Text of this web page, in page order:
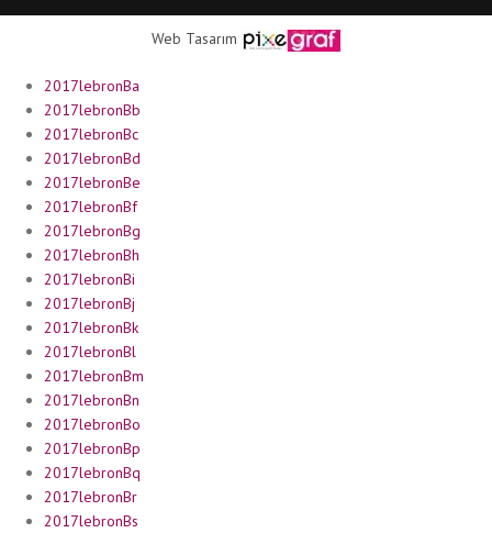
Web Tasarım
2017lebronBa
2017lebronBb
2017lebronBc
2017lebronBd
2017lebronBe
2017lebronBf
2017lebronBg
2017lebronBh
2017lebronBi
2017lebronBj
2017lebronBk
2017lebronBl
2017lebronBm
2017lebronBn
2017lebronBo
2017lebronBp
2017lebronBq
2017lebronBr
2017lebronBs